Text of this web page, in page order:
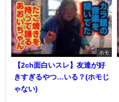
ホモ
【2ch面白いスレ】友達が好
きすぎるやつ…いる？(ホモじ
ゃない)